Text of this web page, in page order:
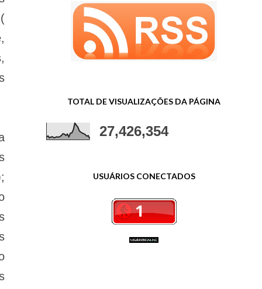
TOTAL DE VISUALIZAÇÕES DA PÁGINA
27,426,354
USUÁRIOS CONECTADOS